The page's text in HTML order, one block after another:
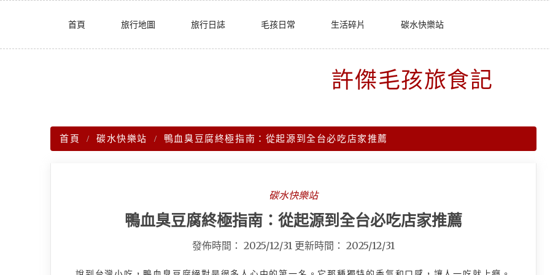
首頁 旅行地圖 旅行日誌 毛孩日常 生活碎片 碳水快樂站
許傑毛孩旅食記
首頁 碳水快樂站 鴨血臭豆腐終極指南：從起源到全台必吃店家推薦
碳水快樂站
鴨血臭豆腐終極指南：從起源到全台必吃店家推薦
發佈時間： 2025/12/31更新時間： 2025/12/31